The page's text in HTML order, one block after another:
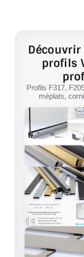
profils
Profils F317,
méplats,